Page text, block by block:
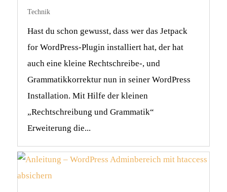
Technik
Hast du schon gewusst, dass wer das Jetpack
for WordPress-Plugin installiert hat, der hat
auch eine kleine Rechtschreibe-, und
Grammatikkorrektur nun in seiner WordPress
Installation. Mit Hilfe der kleinen
„Rechtschreibung und Grammatik“
Erweiterung die...